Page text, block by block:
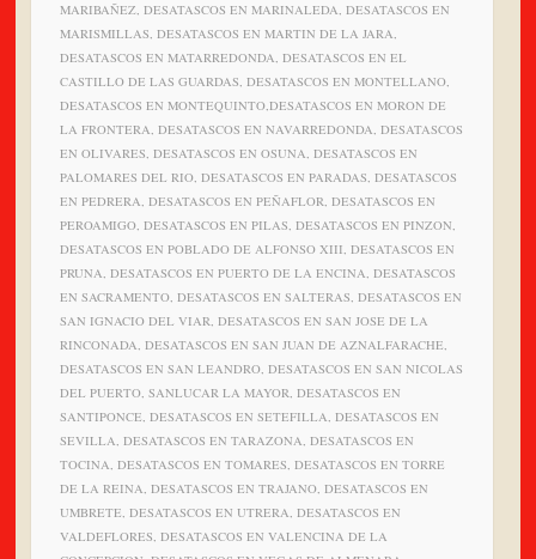
MARIBAÑEZ, DESATASCOS EN MARINALEDA, DESATASCOS EN
MARISMILLAS, DESATASCOS EN MARTIN DE LA JARA,
DESATASCOS EN MATARREDONDA, DESATASCOS EN EL
CASTILLO DE LAS GUARDAS, DESATASCOS EN MONTELLANO,
DESATASCOS EN MONTEQUINTO,DESATASCOS EN MORON DE
LA FRONTERA, DESATASCOS EN NAVARREDONDA, DESATASCOS
EN OLIVARES, DESATASCOS EN OSUNA, DESATASCOS EN
PALOMARES DEL RIO, DESATASCOS EN PARADAS, DESATASCOS
EN PEDRERA, DESATASCOS EN PEÑAFLOR, DESATASCOS EN
PEROAMIGO, DESATASCOS EN PILAS, DESATASCOS EN PINZON,
DESATASCOS EN POBLADO DE ALFONSO XIII, DESATASCOS EN
PRUNA, DESATASCOS EN PUERTO DE LA ENCINA, DESATASCOS
EN SACRAMENTO, DESATASCOS EN SALTERAS, DESATASCOS EN
SAN IGNACIO DEL VIAR, DESATASCOS EN SAN JOSE DE LA
RINCONADA, DESATASCOS EN SAN JUAN DE AZNALFARACHE,
DESATASCOS EN SAN LEANDRO, DESATASCOS EN SAN NICOLAS
DEL PUERTO, SANLUCAR LA MAYOR, DESATASCOS EN
SANTIPONCE, DESATASCOS EN SETEFILLA, DESATASCOS EN
SEVILLA, DESATASCOS EN TARAZONA, DESATASCOS EN
TOCINA, DESATASCOS EN TOMARES, DESATASCOS EN TORRE
DE LA REINA, DESATASCOS EN TRAJANO, DESATASCOS EN
UMBRETE, DESATASCOS EN UTRERA, DESATASCOS EN
VALDEFLORES, DESATASCOS EN VALENCINA DE LA